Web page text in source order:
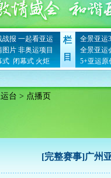
战报 一起看亚运
图片 非奥运项目
式 闭幕式 火炬
栏
目
全景亚运
全景亚运
5+亚运原
台 > 点播页
[完整赛事]广州